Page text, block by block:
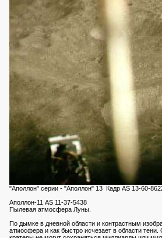
"Аполлон" серии - "Аполлон" 13 Кадр AS 13-60-
Аполлон-11 AS 11-37-5438
Пылевая атмосфера Луны.
По дымке в дневной области и контрастным
атмосфера и как быстро исчезает в области